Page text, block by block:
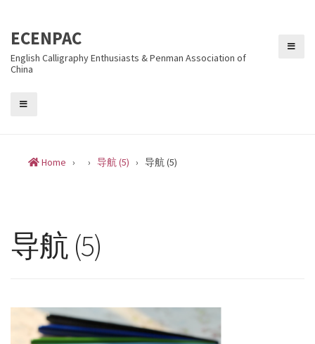
ECENPAC
English Calligraphy Enthusiasts & Penman Association of
China
Home › › 导航 (5) › 导航 (5)
导航 (5)